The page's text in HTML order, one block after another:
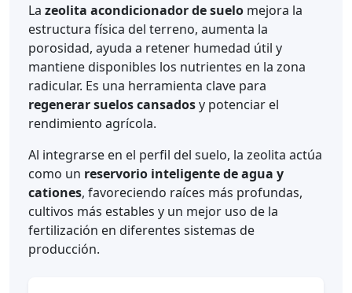
La zeolita acondicionador de suelo mejora la
estructura física del terreno, aumenta la
porosidad, ayuda a retener humedad útil y
mantiene disponibles los nutrientes en la zona
radicular. Es una herramienta clave para
regenerar suelos cansadosy potenciar el
rendimiento agrícola.
Al integrarse en el perfil del suelo, la zeolita actúa
como un reservorio inteligente de agua y
cationes, favoreciendo raíces más profundas,
cultivos más estables y un mejor uso de la
fertilización en diferentes sistemas de
producción.